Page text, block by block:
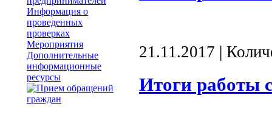
Информация о
проведенных
проверках
Мероприятия
Дополнительные
информационные
ресурсы
21.11.2017 |
Итоги работы